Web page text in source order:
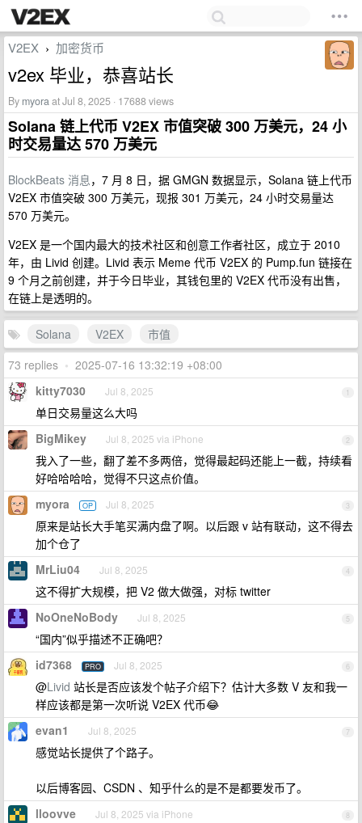
V2EX › 加密货币
v2ex 毕业，恭喜站长
By myoraat Jul 8, 2025 · 17688 views
Solana 链上代币 V2EX 市值突破 300 万美元，24 小
时交易量达 570 万美元
BlockBeats 消息，7 月 8 日，据 GMGN 数据显示，Solana 链上代币
V2EX 市值突破 300 万美元，现报 301 万美元，24 小时交易量达
570 万美元。
V2EX 是一个国内最大的技术社区和创意工作者社区，成立于 2010
年，由 Livid 创建。Livid 表示 Meme 代币 V2EX 的 Pump.fun 链接在
9 个月之前创建，并于今日毕业，其钱包里的 V2EX 代币没有出售，
在链上是透明的。
Solana V2EX
市值
73 replies • 2025-07-16 13:32:19 +08:00
1
kitty7030 Jul 8, 2025
单日交易量这么大吗
2
BigMikey Jul 8, 2025 via iPhone
我入了一些，翻了差不多两倍，觉得最起码还能上一截，持续看
好哈哈哈哈，觉得不只这点价值。
3
myora OP Jul 8, 2025
原来是站长大手笔买满内盘了啊。以后跟 v 站有联动，这不得去
加个仓了
4
MrLiu04 Jul 8, 2025
这不得扩大规模，把 V2 做大做强，对标 twitter
5
NoOneNoBody Jul 8, 2025
“国内”似乎描述不正确吧？
6
id7368 PRO Jul 8, 2025
@Livid 站长是否应该发个帖子介绍下？估计大多数 V 友和我一
样应该都是第一次听说 V2EX 代币😂
7
evan1 Jul 8, 2025
感觉站长提供了个路子。
以后博客园、CSDN 、知乎什么的是不是都要发币了。
8
lloovve Jul 8, 2025 via iPhone